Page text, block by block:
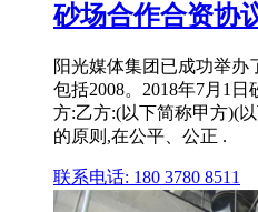
砂场合作合资协
阳光媒体集团已成功举办
包括2008。2018年7月1
方:乙方:(以下简称甲方)(
的原则,在公平、公正 .
联系电话: 180 3780 8511